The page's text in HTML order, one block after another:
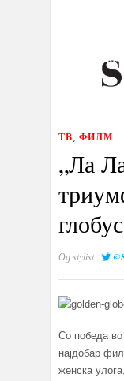
ТВ, ФИЛМ
„Ла
Одstylist
Со победа во
најдобар
женска